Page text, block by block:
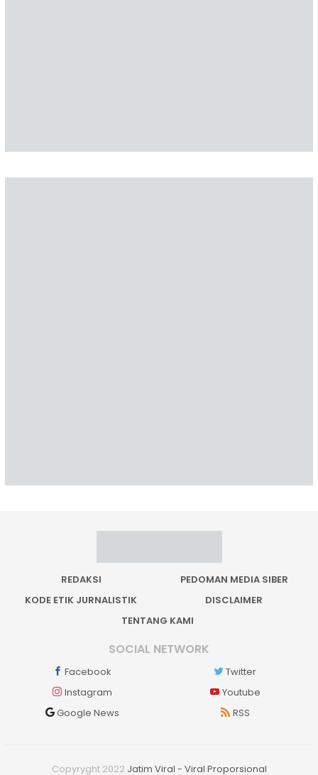
REDAKSI
PEDOMAN MEDIA SIBER
KODE ETIK JURNALISTIK
DISCLAIMER
TENTANG KAMI
SOCIAL NETWORK
Facebook
Twitter
Instagram
Youtube
Google News
RSS
Copyryght 2022 Jatim Viral - Viral Proporsional